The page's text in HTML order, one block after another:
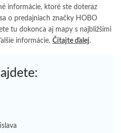
informácie, ktoré ste doteraz
o predajniach značky HOBO
tu dokonca aj mapy s najbližšími
informácie. Čítajte ďalej.